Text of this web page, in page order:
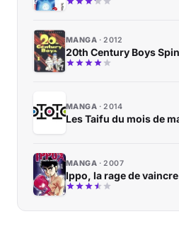
MANGA 2012
20th Century Boys
MANGA 2014
Les Taifu du mois de
MANGA 2007
Ippo, la rage de vaincre